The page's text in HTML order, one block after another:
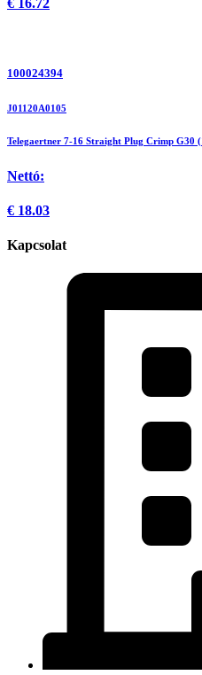
€ 16.72
100024394
J01120A0105
Telegaertner 7-16 Straight Plug Crimp G30
Nettó:
€ 18.03
Kapcsolat